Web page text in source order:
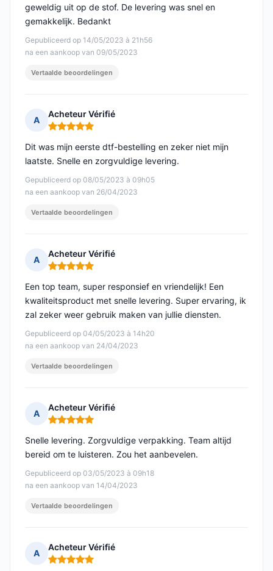
Gepubliceerd op 14/05/2023 à 21h56
na een aankoop van 09/05/2023
geweldig uit op de stof. De levering was snel en
gemakkelijk. Bedankt
Vertaalde beoordelingen
A
Acheteur Vérifié
Opmerking: 5 van 5
Gepubliceerd op 08/05/2023 à 09h05
na een aankoop van 26/04/2023
Dit was mijn eerste dtf-bestelling en zeker niet mijn
laatste. Snelle en zorgvuldige levering.
Vertaalde beoordelingen
A
Acheteur Vérifié
Opmerking: 5 van 5
Gepubliceerd op 04/05/2023 à 14h20
na een aankoop van 24/04/2023
Een top team, super responsief en vriendelijk! Een
kwaliteitsproduct met snelle levering. Super ervaring, ik
zal zeker weer gebruik maken van jullie diensten.
Vertaalde beoordelingen
A
Acheteur Vérifié
Opmerking: 5 van 5
Gepubliceerd op 03/05/2023 à 09h18
na een aankoop van 14/04/2023
Snelle levering. Zorgvuldige verpakking. Team altijd
bereid om te luisteren. Zou het aanbevelen.
Vertaalde beoordelingen
A
Acheteur Vérifié
Opmerking: 5 van 5